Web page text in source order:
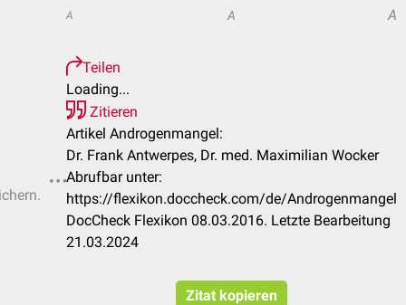
A A A
Teilen
Loading...
Zitieren
Artikel Androgenmangel:
Dr. Frank Antwerpes, Dr. med. Maximilian Wocker
Abrufbar unter:
https://flexikon.doccheck.com/de/Androgenmangel
DocCheck Flexikon 08.03.2016. Letzte Bearbeitung
21.03.2024
Zitat kopieren